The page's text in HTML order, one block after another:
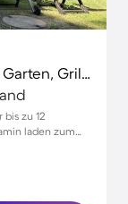
Voll ausgestattetes Ferienhaus mit Garten, Grill und Terrasse | Seeblick | Haustiere erlaubt
zu 12
laden zum